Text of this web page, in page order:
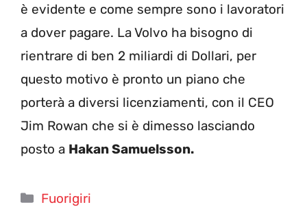
è evidente e come sempre sono i lavoratori
a dover pagare. La Volvo ha bisogno di
rientrare di ben 2 miliardi di Dollari, per
questo motivo è pronto un piano che
porterà a diversi licenziamenti, con il CEO
Jim Rowan che si è dimesso lasciando
posto a Hakan Samuelsson.
Categorie
Fuorigiri